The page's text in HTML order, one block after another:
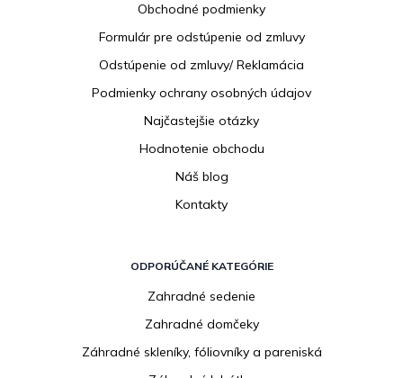
Obchodné podmienky
Formulár pre odstúpenie od zmluvy
Odstúpenie od zmluvy/ Reklamácia
Podmienky ochrany osobných údajov
Najčastejšie otázky
Hodnotenie obchodu
Náš blog
Kontakty
ODPORÚČANÉ KATEGÓRIE
Zahradné sedenie
Zahradné domčeky
Záhradné skleníky, fóliovníky a pareniská